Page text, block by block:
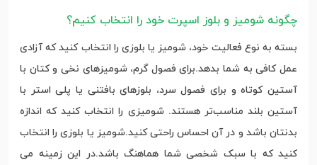
چگونه شومیز و بلوز اسپرت خود را انتخاب کنیم؟
بسته به نوع فعالیت خود، شومیز یا بلوزی را انتخاب کنید که آزادی
عمل کافی به شما بدهد.برای فصول گرم، شومیزهای نخی و کتان با
آستین کوتاه و برای فصول سرد، بلوزهای بافتنی یا پلی استر با
آستین بلند مناسب‌تر هستند. شومیزی را انتخاب کنید که اندازه
بدنتان باشد و در آن احساس راحتی کنید.شومیز یا بلوزی را انتخاب
کنید که با سبک شخصی شما هماهنگ باشد.در این زمینه می